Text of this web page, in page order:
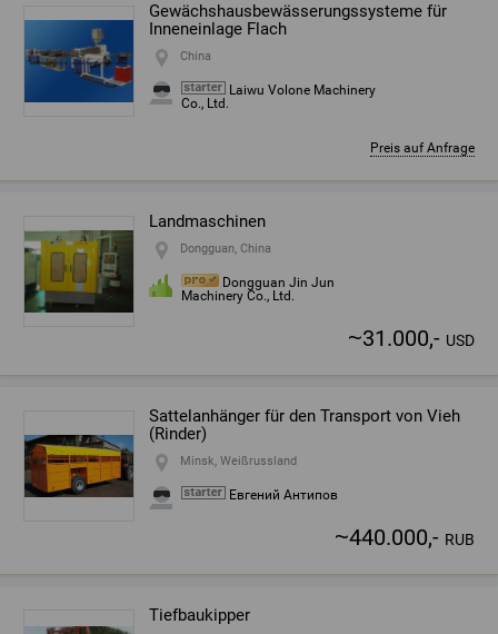
Gewächshausbewässerungssysteme für
Inneneinlage Flach
China
Laiwu Volone Machinery
Co., Ltd.
Preis auf Anfrage
Landmaschinen
Dongguan, China
Dongguan Jin Jun
Machinery Co., Ltd.
~31.000,- USD
Sattelanhänger für den Transport von Vieh
(Rinder)
Minsk, Weißrussland
Евгений Антипов
~440.000,- RUB
Tiefbaukipper